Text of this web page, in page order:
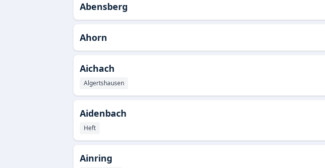
Abensberg
Ahorn
Aichach
Algertshausen
Aidenbach
Heft
Ainring